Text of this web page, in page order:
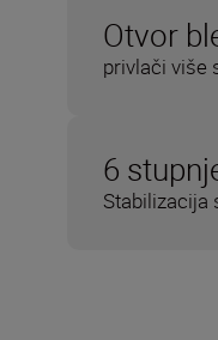
Otvor
privlači više
6
Stabilizacija